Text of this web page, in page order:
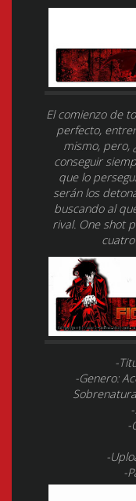
El comienzo de
perfecto,
mismo, pero,
conseguir
que lo
serán los
buscando al
rival. One shot
-
-Genero:
-
-
-